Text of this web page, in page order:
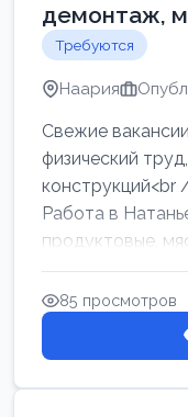
демонтаж,
Требуются
Наария
Свежие
физический
конструкций<br
Работа в
продуктовые,
Разнорабочий
85 просмотров